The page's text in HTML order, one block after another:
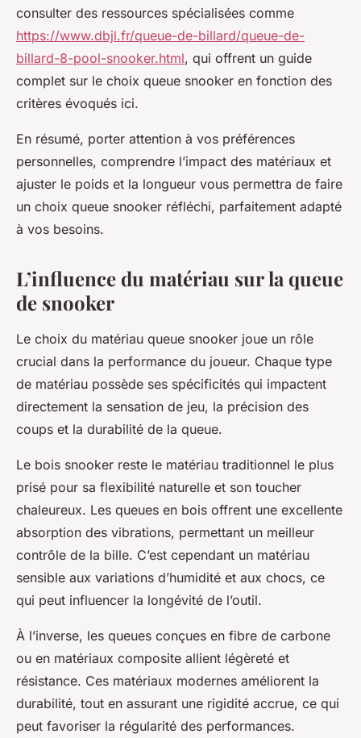
consulter des ressources spécialisées comme
https://www.dbjl.fr/queue-de-billard/queue-de-
billard-8-pool-snooker.html, qui offrent un guide
complet sur le choix queue snooker en fonction des
critères évoqués ici.
En résumé, porter attention à vos préférences
personnelles, comprendre l’impact des matériaux et
ajuster le poids et la longueur vous permettra de faire
un choix queue snooker réfléchi, parfaitement adapté
à vos besoins.
L’influence du matériau sur la queue
de snooker
Le choix du matériau queue snooker joue un rôle
crucial dans la performance du joueur. Chaque type
de matériau possède ses spécificités qui impactent
directement la sensation de jeu, la précision des
coups et la durabilité de la queue.
Le bois snooker reste le matériau traditionnel le plus
prisé pour sa flexibilité naturelle et son toucher
chaleureux. Les queues en bois offrent une excellente
absorption des vibrations, permettant un meilleur
contrôle de la bille. C’est cependant un matériau
sensible aux variations d’humidité et aux chocs, ce
qui peut influencer la longévité de l’outil.
À l’inverse, les queues conçues en fibre de carbone
ou en matériaux composite allient légèreté et
résistance. Ces matériaux modernes améliorent la
durabilité, tout en assurant une rigidité accrue, ce qui
peut favoriser la régularité des performances.